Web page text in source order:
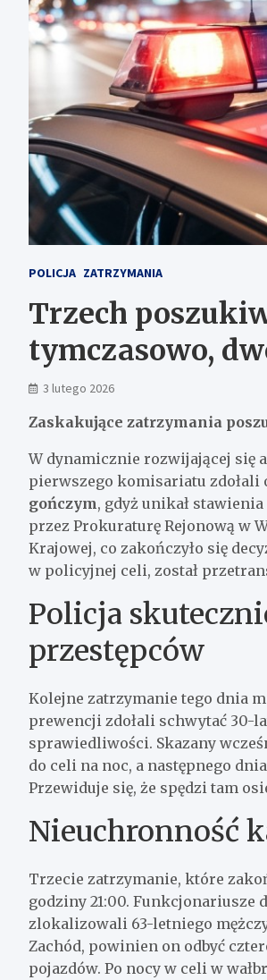
POLICJA ZATRZYMANIA
Trzech
tymczasowo,
3 lutego 2026
Zaskakujące zatrzymania
W dynamicznie rozwijającej się
pierwszego komisariatu zdołali
gończym, gdyż unikał
przez Prokuraturę Rejonową w
Krajowej, co zakończyło się
w policyjnej celi, został
Policja
przestępców
Kolejne zatrzymanie tego dnia
prewencji zdołali schwytać 30-
sprawiedliwości. Skazany
do celi na noc, a następnego
Przewiduje się, że spędzi tam
Nieuchronność
Trzecie zatrzymanie, które
godziny 21:00.
zlokalizowali 63-letniego
Zachód, powinien on odbyć
pojazdów. Po nocy w celi w